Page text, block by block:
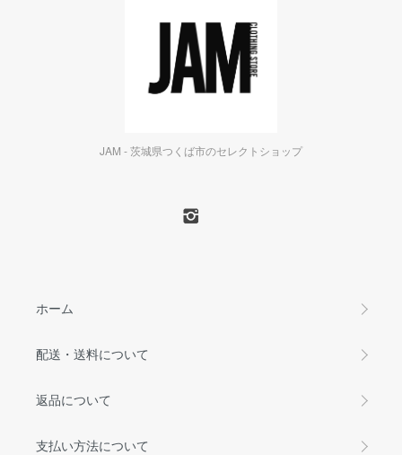
JAM - 茨城県つくば市のセレクトショップ
ホーム
配送・送料について
返品について
支払い方法について